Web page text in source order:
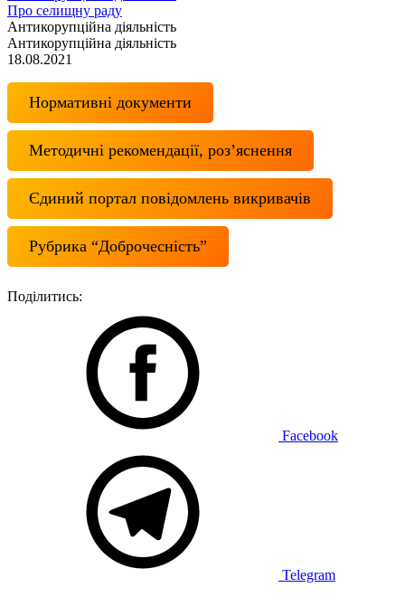
Про селищну раду
Антикорупційна діяльність
Антикорупційна діяльність
18.08.2021
Нормативні документи
Методичні рекомендації, роз’яснення
Єдиний портал повідомлень викривачів
Рубрика “Доброчесність”
Поділитись:
Facebook
Telegram